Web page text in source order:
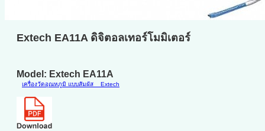
Extech EA11A ดิจิตอลเทอร์โมมิเตอร์
Model: Extech EA11A
เครื่องวัดอุณหภูมิ แบบสัมผัส Extech